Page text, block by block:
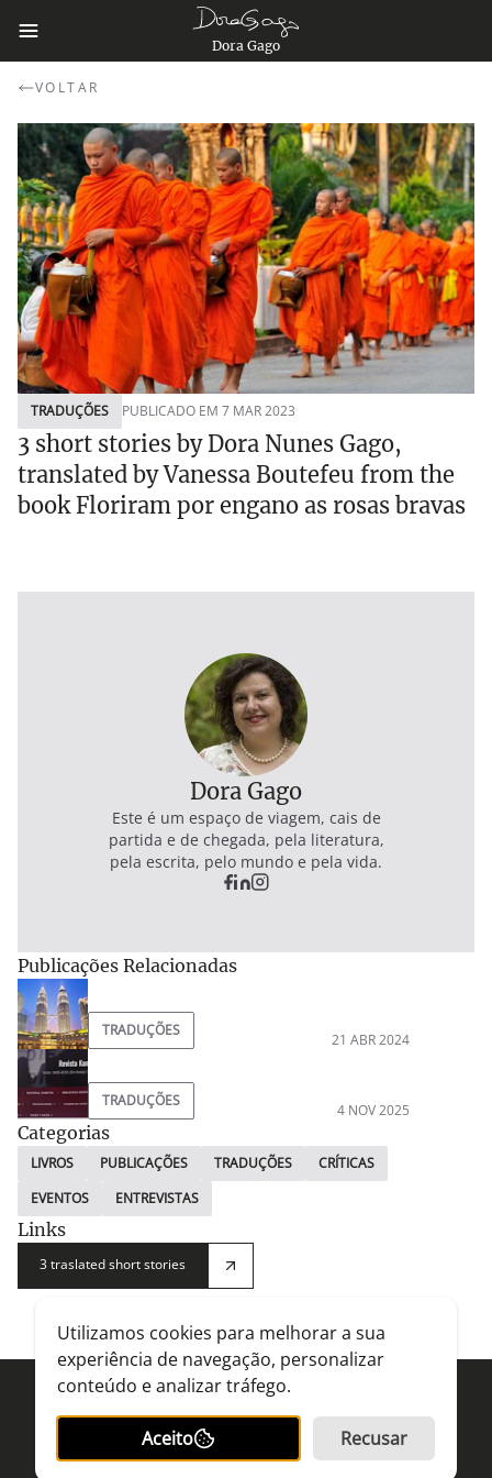
Dora Gago
VOLTAR
TRADUÇÕES PUBLICADO EM 7 MAR 2023
3 short stories by Dora Nunes Gago,
translated by Vanessa Boutefeu from the
book Floriram por engano as rosas bravas
Dora Gago
Este é um espaço de viagem, cais de
partida e de chegada, pela literatura,
pela escrita, pelo mundo e pela vida.
Publicações Relacionadas
TRADUÇÕES
21 ABR 2024
TRADUÇÕES
4 NOV 2025
Categorias
LIVROS PUBLICAÇÕES TRADUÇÕES
CRÍTICAS
EVENTOS
ENTREVISTAS
Links
3 traslated short stories
Dora Gago - escritora
Dora Gago© All rights reserved
Utilizamos cookies para melhorar a sua
experiência de navegação, personalizar
conteúdo e analizar tráfego.
Aceito Recusar